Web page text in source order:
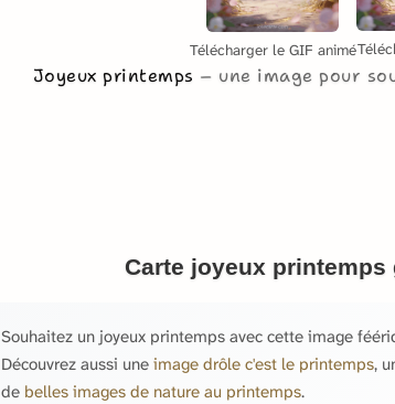
Télécharger le GIF animé
Joyeux printemps une image pour
Carte joyeux printemps
Souhaitez un joyeux printemps avec cette image
Découvrez aussi une image drôle c'est le printemps,
de belles images de nature au printemps.